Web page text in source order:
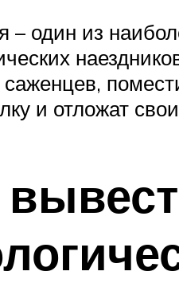
– один из
и отложат